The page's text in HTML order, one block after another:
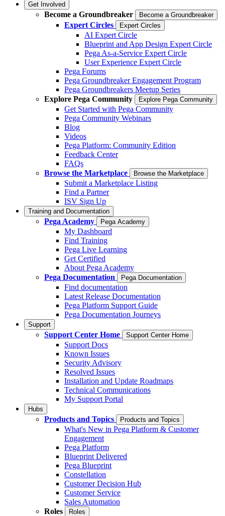
Get Involved
Become a Groundbreaker Become a Groundbreaker
Expert Circles Expert Circles
AI Expert Circle
Blueprint and App Design Expert Circle
Pega As-a-Service Expert Circle
User Experience Expert Circle
Pega Forums
Pega Groundbreaker Engagement Program
Pega Groundbreakers Meetup Series
Explore Pega Community
Explore Pega Community
Get Started with Pega Community
Pega Community Webinars
Blog
Videos
Pega Platform: Community Edition
Feedback Center
FAQs
Browse the Marketplace
Browse the Marketplace
Submit a Marketplace Listing
Find a Partner
ISV Sign Up
Training and Documentation
Pega Academy Pega Academy
My Dashboard
Find Training
Pega Live Learning
Get Certified
About Pega Academy
Pega Documentation
Pega Documentation
Find documentation
Latest Release Documentation
Pega Platform Support Guide
Pega Documentation Journeys
Support
Support Center Home Support Center Home
Support Docs
Known Issues
Security Advisory
Resolved Issues
Installation and Update Roadmaps
Technical Communications
My Support Portal
Hubs
Products and Topics Products and Topics
What's New in Pega Platform & Customer
Engagement
Pega Platform
Blueprint Delivered
Pega Blueprint
Constellation
Customer Decision Hub
Customer Service
Sales Automation
Roles
Roles